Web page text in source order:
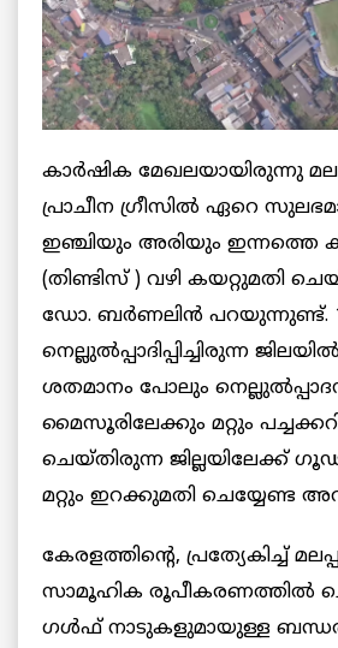
കാർഷിക മേഖലയായിരുന്നു
പ്രാചീന ഗ്രീസില്‍ ഏറെ
ഇഞ്ചിയും അരിയും ഇന്നത്തെ
(തിണ്ടിസ് ) വഴി കയറ്റുമതി
ഡോ. ബര്‍ണലിൻ പറയുന്നുണ്ട്.
നെല്ലുല്‍പ്പാദിപ്പിച്ചിരുന്ന
ശതമാനം പോലും
മൈസൂരിലേക്കും മറ്റും
ചെയ്തിരുന്ന ജില്ലയിലേക്ക്
മറ്റും ഇറക്കുമതി ചെയ്യേണ്ട
കേരളത്തിന്റെ, പ്രത്യേകിച്ച്
സാമൂഹിക രൂപീകരണത്തിൽ
ഗൾഫ് നാടുകളുമായുള്ള